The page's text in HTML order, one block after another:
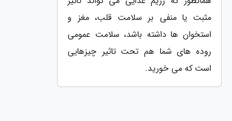
مثبت یا منفی بر سلامت قلب، مغز و
استخوان ها داشته باشد، سلامت عمومی
روده های شما هم تحت تاثیر چیزهایی
است که می خورید.